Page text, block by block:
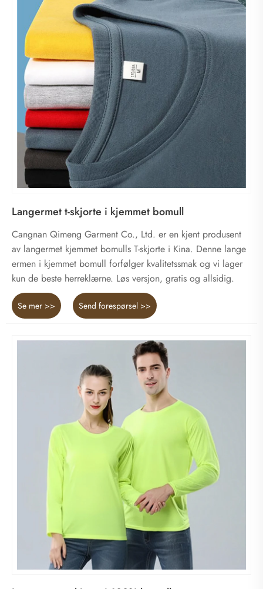
Langermet t-skjorte i kjemmet bomull
Cangnan Qimeng Garment Co., Ltd. er en kjent produsent
av langermet kjemmet bomulls T-skjorte i Kina. Denne lange
ermen i kjemmet bomull forfølger kvalitetssmak og vi lager
kun de beste herreklærne. Løs versjon, gratis og allsidig.
Se mer >> Send forespørsel >>